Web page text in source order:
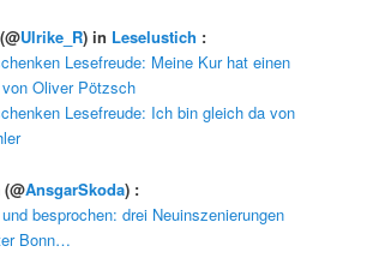
(@Ulrike_R) in Leselustich :
Lesefreude: Meine Kur hat einen
Oliver Pötzsch
Lesefreude: Ich bin gleich da von
(@AnsgarSkoda) :
besprochen: drei Neuinszenierungen
Bonn…